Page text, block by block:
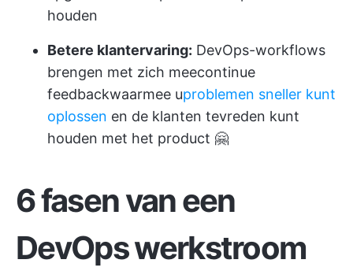
houden
Betere klantervaring: DevOps-workflows
brengen met zich meecontinue
feedbackwaarmee uproblemen sneller kunt
oplossen en de klanten tevreden kunt
houden met het product 🤗
6 fasen van een
DevOps werkstroom